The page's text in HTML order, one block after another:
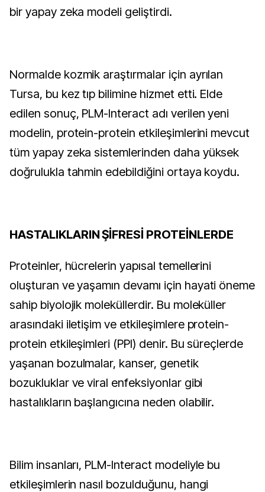
bir yapay zeka modeli geliştirdi.
Normalde kozmik araştırmalar için ayrılan
Tursa, bu kez tıp bilimine hizmet etti. Elde
edilen sonuç, PLM-Interact adı verilen yeni
modelin, protein-protein etkileşimlerini mevcut
tüm yapay zeka sistemlerinden daha yüksek
doğrulukla tahmin edebildiğini ortaya koydu.
HASTALIKLARIN ŞİFRESİ PROTEİNLERDE
Proteinler, hücrelerin yapısal temellerini
oluşturan ve yaşamın devamı için hayati öneme
sahip biyolojik moleküllerdir. Bu moleküller
arasındaki iletişim ve etkileşimlere protein-
protein etkileşimleri (PPI) denir. Bu süreçlerde
yaşanan bozulmalar, kanser, genetik
bozukluklar ve viral enfeksiyonlar gibi
hastalıkların başlangıcına neden olabilir.
Bilim insanları, PLM-Interact modeliyle bu
etkileşimlerin nasıl bozulduğunu, hangi